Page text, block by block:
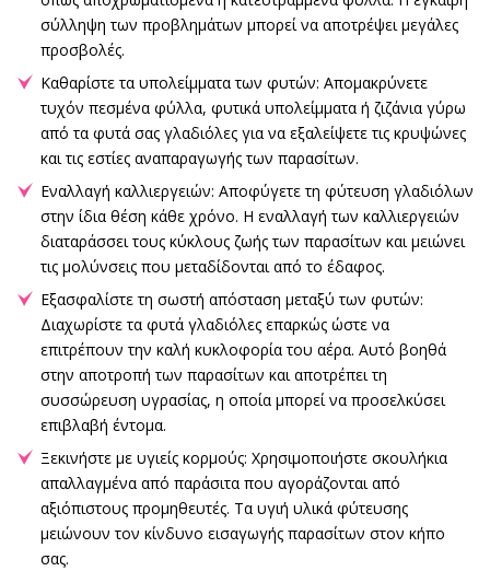
σύλληψη των προβλημάτων μπορεί να αποτρέψει μεγάλες
προσβολές.
Καθαρίστε τα υπολείμματα των φυτών: Απομακρύνετε
τυχόν πεσμένα φύλλα, φυτικά υπολείμματα ή ζιζάνια γύρω
από τα φυτά σας γλαδιόλες για να εξαλείψετε τις κρυψώνες
και τις εστίες αναπαραγωγής των παρασίτων.
Εναλλαγή καλλιεργειών: Αποφύγετε τη φύτευση γλαδιόλων
στην ίδια θέση κάθε χρόνο. Η εναλλαγή των καλλιεργειών
διαταράσσει τους κύκλους ζωής των παρασίτων και μειώνει
τις μολύνσεις που μεταδίδονται από το έδαφος.
Εξασφαλίστε τη σωστή απόσταση μεταξύ των φυτών:
Διαχωρίστε τα φυτά γλαδιόλες επαρκώς ώστε να
επιτρέπουν την καλή κυκλοφορία του αέρα. Αυτό βοηθά
στην αποτροπή των παρασίτων και αποτρέπει τη
συσσώρευση υγρασίας, η οποία μπορεί να προσελκύσει
επιβλαβή έντομα.
Ξεκινήστε με υγιείς κορμούς: Χρησιμοποιήστε σκουλήκια
απαλλαγμένα από παράσιτα που αγοράζονται από
αξιόπιστους προμηθευτές. Τα υγιή υλικά φύτευσης
μειώνουν τον κίνδυνο εισαγωγής παρασίτων στον κήπο
σας.